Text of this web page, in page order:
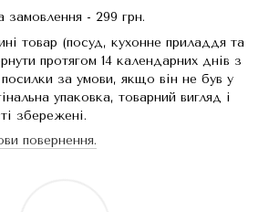
замовлення - 299 грн.
товар (посуд, кухонне приладдя та
протягом 14 календарних днів з
за умови, якщо він не був у
упаковка, товарний вигляд і
збережені.
повернення.